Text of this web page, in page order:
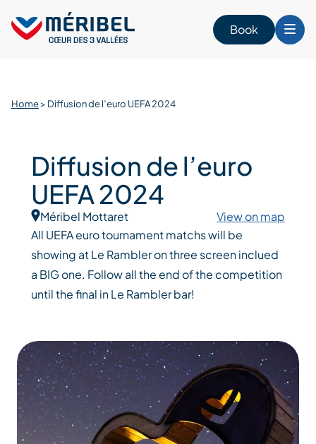
content
Book
Home> Diffusion de l’euro UEFA 2024
Diffusion de l’euro
UEFA 2024
Méribel Mottaret
View on map
All UEFA euro tournament matchs will be
showing at Le Rambler on three screen inclued
a BIG one. Follow all the end of the competition
until the final in Le Rambler bar!